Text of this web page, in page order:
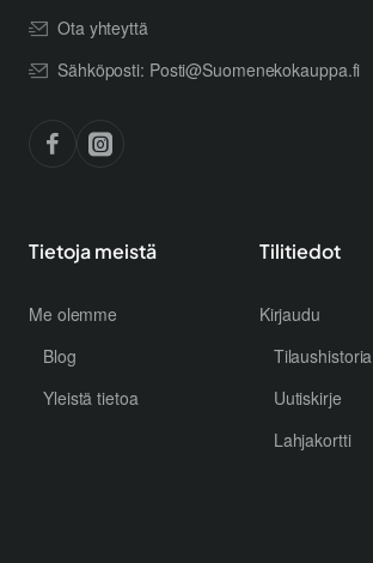
Ota yhteyttä
Sähköposti: Posti@Suomenekokauppa.fi
Tietoja meistä
Me olemme
Blog
Yleistä tietoa
Tilitiedot
Kirjaudu
Tilaushistoria
Uutiskirje
Lahjakortti